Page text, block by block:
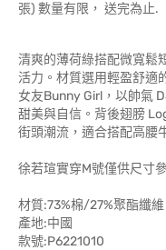
張) 數量有限， 送完為止.
清爽的薄荷綠搭配微寬鬆
活力。材質選用輕盈舒適
女友Bunny Girl，以帥氣
甜美與自信。背後翅膀
街頭潮流，適合搭配高腰
徐若瑄實穿M號僅供尺寸
材質:73%棉/27%聚酯纖維
產地:中國
款號:P6221010